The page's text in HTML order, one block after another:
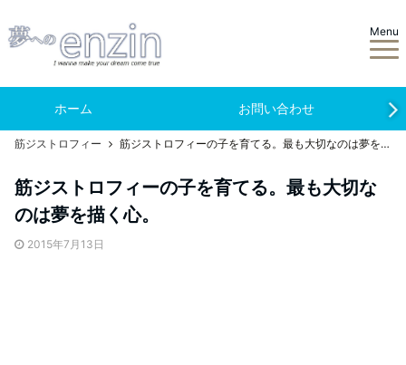
Menu
ホーム お問い合わせ
筋ジストロフィー 筋ジストロフィーの子を育てる。最も大切なのは夢を描く心。
筋ジストロフィーの子を育てる。最も大切な
のは夢を描く心。
2015年7月13日